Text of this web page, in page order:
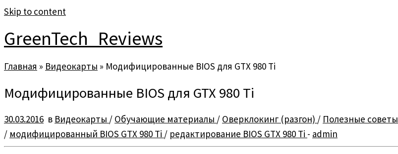
Skip to content
GreenTech_Reviews
Главная » Видеокарты » Модифицированные BIOS для GTX 980 Ti
Модифицированные BIOS для GTX 980 Ti
30.03.2016 в Видеокарты / Обучающие материалы / Оверклокинг (разгон) / Полезные советы
/ модифицированный BIOS GTX 980 Ti / редактирование BIOS GTX 980 Ti - admin